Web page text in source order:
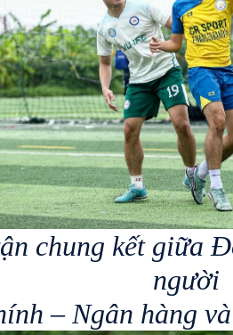
chung kết giữa
người
– Ngân hàng